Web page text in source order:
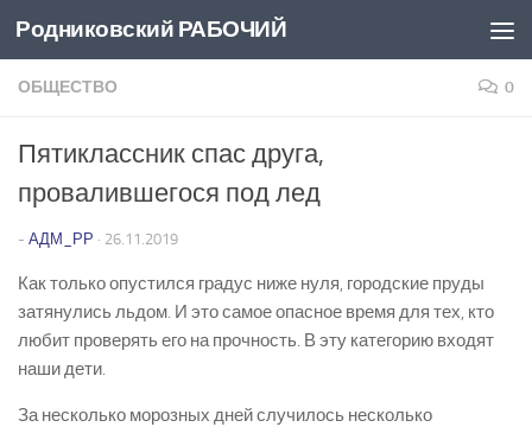
Перейти к содержимому
Родниковский РАБОЧИЙ
ОБЩЕСТВО 0
Пятиклассник спас друга,
провалившегося под лед
- АДМ_РР · 26.11.2019
Как только опустился градус ниже нуля, городские пруды
затянулись льдом. И это самое опасное время для тех, кто
любит проверять его на прочность. В эту категорию входят
наши дети.
За несколько морозных дней случилось несколько